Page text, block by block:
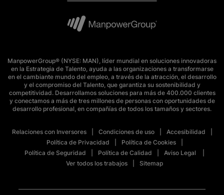
ManpowerGroup® (NYSE: MAN), líder mundial en soluciones innovadoras
en la Estrategia de Talento, ayuda a las organizaciones a transformarse
en el cambiante mundo del empleo, a través de la atracción, el desarrollo
y el compromiso del Talento, que garantiza su sostenibilidad y
competitividad. Desarrollamos soluciones para más de 400.000 clientes
y conectamos a más de tres millones de personas con oportunidades de
desarrollo profesional, en compañías de todos los tamaños y sectores.
Relaciones con Inversores Condiciones de uso
Accesibilidad
Política de Privacidad
Política de Cookies
Política de Seguridad
Política de Calidad
Aviso Legal
Ver todos los trabajos
Sitemap